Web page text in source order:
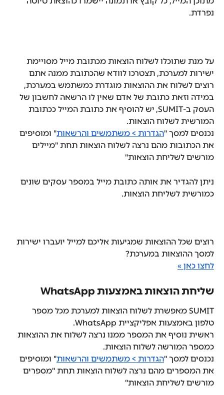
נפרדת.
על מנת שתוכלו לשלוח הוצאות מכתובת מייל מסויימת
ישירות למערכת, תצטרכו לוודא שהכתובת ממנה אתם
רוצים לשלוח את ההוצאות מוגדרת כמשתמש במערכת,
במידה וזאת כתובת של אדם שאין לו הרשאה לחשבון של
העסק ב-SUMIT, יש להוסיף את כתובת המייל ככתובת
המורשית לשלוח הוצאות.
נכנסים למסך "הגדרות > משתמשים והרשאות" ומוסיפים
את הכתובות מהם נרצה לשלוח הוצאות תחת "מיילים
מורשים לשליחת הוצאות"
ניתן להגדיר את אותה כתובת מייל במספר עסקים שונים
כמורשית לשליחת הוצאות.
רוצים שכל ההוצאות שמגיעות אליכם למייל יועברו ישירות
למסך ההוצאות במערכת?
לחצו כאן »
שליחת הוצאות באמצעות WhatsApp
SUMIT מאפשרת לשלוח הוצאות למערכת מכל מספר
טלפון באמצעות אפליקציית WhatsApp.
ראשית נוסיף את המספר ממנו נרצה לשלוח את ההוצאות
כמספר המורשה לשלוח הוצאות.
נכנסים למסך "הגדרות > משתמשים והרשאות" ומוסיפים
את המספרים מהם נרצה לשלוח הוצאות תחת "מספרים
מורשים לשליחת הוצאות"